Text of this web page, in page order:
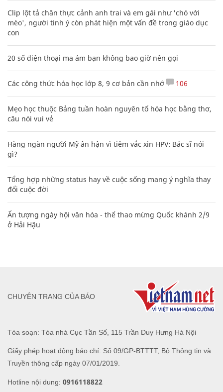
Clip lột tả chân thực cảnh anh trai và em gái như 'chó với
mèo', người tinh ý còn phát hiện một vấn đề trong giáo dục
con
20 số điện thoại ma ám bạn không bao giờ nên gọi
Các công thức hóa học lớp 8, 9 cơ bản cần nhớ 106
Mẹo học thuộc Bảng tuần hoàn nguyên tố hóa học bằng thơ,
câu nói vui vẻ
Hàng ngàn người Mỹ ân hận vì tiêm vắc xin HPV: Bác sĩ nói
gì?
Tổng hợp những status hay về cuộc sống mang ý nghĩa thay
đổi cuộc đời
Ấn tượng ngày hội văn hóa - thể thao mừng Quốc khánh 2/9
ở Hải Hậu
Tòa soạn: Tòa nhà Cục Tần Số, 115 Trần Duy Hưng Hà Nội
Giấy phép hoạt động báo chí: Số 09/GP-BTTTT, Bộ Thông tin và
Truyền thông cấp ngày 07/01/2019.
Hotline nội dung: 0916118822
CHUYÊN TRANG CỦA BÁO